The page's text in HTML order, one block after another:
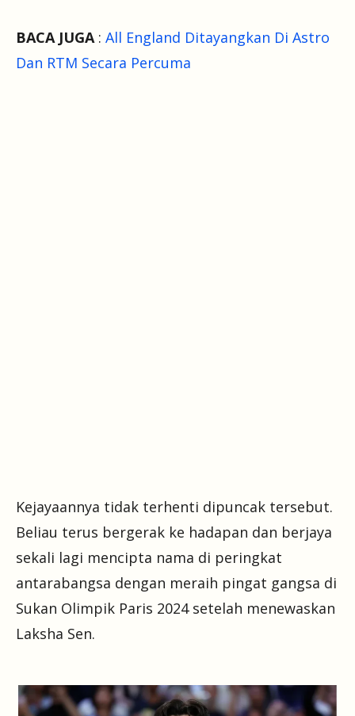
BACA JUGA: All England Ditayangkan Di Astro
Dan RTM Secara Percuma
Kejayaannya tidak terhenti dipuncak tersebut.
Beliau terus bergerak ke hadapan dan berjaya
sekali lagi mencipta nama di peringkat
antarabangsa dengan meraih pingat gangsa di
Sukan Olimpik Paris 2024 setelah menewaskan
Laksha Sen.